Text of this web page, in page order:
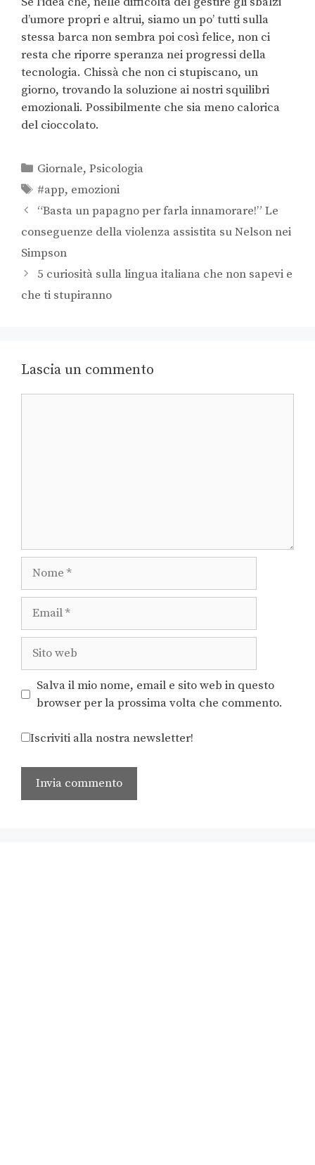
d’umore propri e altrui, siamo un po’ tutti sulla
stessa barca non sembra poi così felice, non ci
resta che riporre speranza nei progressi della
tecnologia. Chissà che non ci stupiscano, un
giorno, trovando la soluzione ai nostri squilibri
emozionali. Possibilmente che sia meno calorica
del cioccolato.
Giornale,Psicologia
#app, emozioni
“Basta un papagno per farla innamorare!” Le
conseguenze della violenza assistita su Nelson nei
Simpson
5 curiosità sulla lingua italiana che non sapevi e
che ti stupiranno
Lascia un commento
Salva il mio nome, email e sito web in questo
browser per la prossima volta che commento.
Iscriviti alla nostra newsletter!